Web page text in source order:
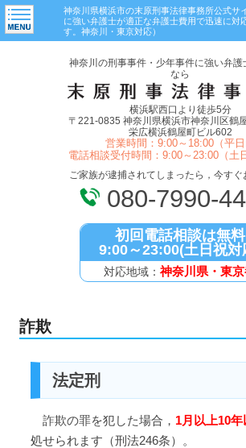
神奈川県横浜市の末原刑事法律事務所公式サ
に強い弁護士が適正な弁護士費用で迅速に対
す。神奈川・東京対応）
神奈川の刑事事件・少年事件に強い弁護
なら
横浜駅西口より徒歩5分
〒221-0835 神奈川県横浜市神奈川区鶴
栄広横浜鶴屋町ビル602
営業時間：9:00～18:00（平日
電話相談受付時間：9:00～23:00（土
ご家族が逮捕されてしまったら，今すぐ
080-7990-
初回電話相談は無料
9:00～23:00(土日祝対
対応地域： 神奈川県・東
詐欺
法定刑
詐欺の罪を犯した場合， 1月以上10
処せられます（刑法246条）。